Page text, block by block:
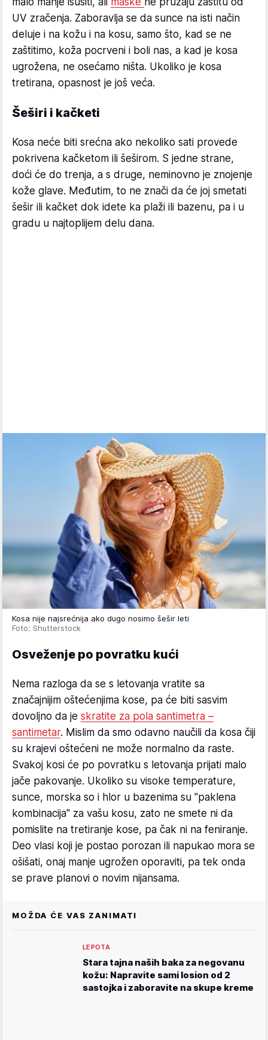
UV zračenja. Zaboravlja se da sunce na isti način
deluje i na kožu i na kosu, samo što, kad se ne
zaštitimo, koža pocrveni i boli nas, a kad je kosa
ugrožena, ne osećamo ništa. Ukoliko je kosa
tretirana, opasnost je još veća.
Šeširi i kačketi
Kosa neće biti srećna ako nekoliko sati provede
pokrivena kačketom ili šeširom. S jedne strane,
doći će do trenja, a s druge, neminovno je znojenje
kože glave. Međutim, to ne znači da će joj smetati
šešir ili kačket dok idete ka plaži ili bazenu, pa i u
gradu u najtoplijem delu dana.
Kosa nije najsrećnija ako dugo nosimo šešir leti
Foto: Shutterstock
Osveženje po povratku kući
Nema razloga da se s letovanja vratite sa
značajnijim oštećenjima kose, pa će biti sasvim
dovoljno da je skratite za pola santimetra –
santimetar. Mislim da smo odavno naučili da kosa čiji
su krajevi oštećeni ne može normalno da raste.
Svakoj kosi će po povratku s letovanja prijati malo
jače pakovanje. Ukoliko su visoke temperature,
sunce, morska so i hlor u bazenima su "paklena
kombinacija" za vašu kosu, zato ne smete ni da
pomislite na tretiranje kose, pa čak ni na feniranje.
Deo vlasi koji je postao porozan ili napukao mora se
ošišati, onaj manje ugrožen oporaviti, pa tek onda
se prave planovi o novim nijansama.
MOŽDA ĆE VAS ZANIMATI
LEPOTA
Stara tajna naših baka za negovanu
kožu: Napravite sami losion od 2
sastojka i zaboravite na skupe kreme